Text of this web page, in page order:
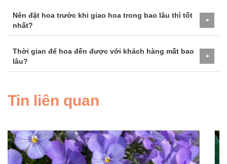
Nên đặt hoa trước khi giao hoa trong bao lâu thì tốt
nhất?
+
Thời gian để hoa đến được với khách hàng mất bao
lâu?
+
Tin liên quan